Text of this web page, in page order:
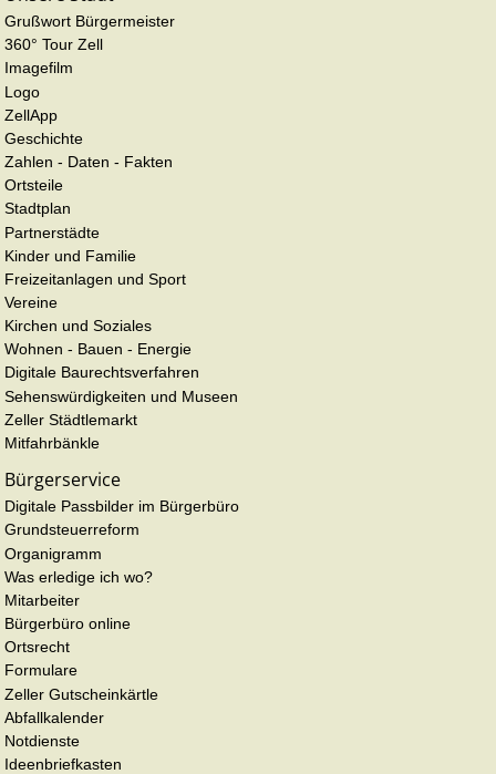
Grußwort Bürgermeister
360° Tour Zell
Imagefilm
Logo
ZellApp
Geschichte
Zahlen - Daten - Fakten
Ortsteile
Stadtplan
Partnerstädte
Kinder und Familie
Freizeitanlagen und Sport
Vereine
Kirchen und Soziales
Wohnen - Bauen - Energie
Digitale Baurechtsverfahren
Sehenswürdigkeiten und Museen
Zeller Städtlemarkt
Mitfahrbänkle
Bürgerservice
Digitale Passbilder im Bürgerbüro
Grundsteuerreform
Organigramm
Was erledige ich wo?
Mitarbeiter
Bürgerbüro online
Ortsrecht
Formulare
Zeller Gutscheinkärtle
Abfallkalender
Notdienste
Ideenbriefkasten